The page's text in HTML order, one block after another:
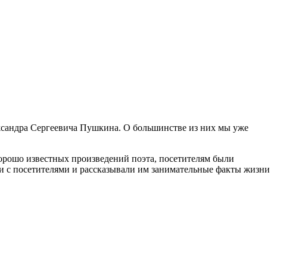
Сергеевича Пушкина. О большинстве из них мы уже
известных произведений поэта, посетителям были
с посетителями и рассказывали им занимательные факты жизни